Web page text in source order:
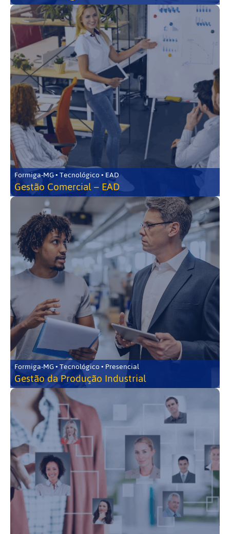
Formiga-MG • Tecnológico • EAD
Gestão Comercial – EAD
Formiga-MG • Tecnológico • Presencial
Gestão da Produção Industrial